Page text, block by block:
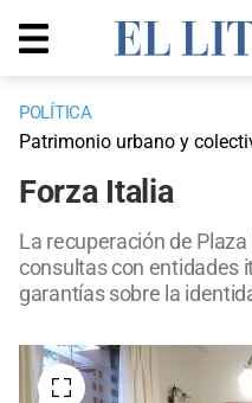
POLÍTICA
Patrimonio urbano y
Forza Italia
La recuperación de
consultas con entidades
garantías sobre la